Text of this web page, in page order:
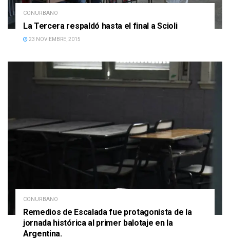
CONURBANO
La Tercera respaldó hasta el final a Scioli
23 NOVIEMBRE, 2015
CONURBANO
Remedios de Escalada fue protagonista de la
jornada histórica al primer balotaje en la
Argentina.